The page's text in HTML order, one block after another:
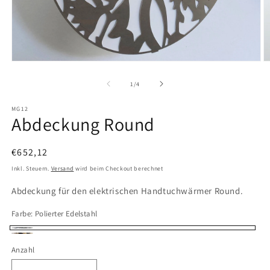
1 /von
4
MG12
Abdeckung Round
Normaler
Preis
€652,12
Inkl. Steuern. Versand wird beim Checkout berechnet
Abdeckung für den elektrischen Handtuchwärmer Round.
Farbe: Polierter Edelstahl
Polierter
Edelstahl
dark
Anzahl
Anzahl